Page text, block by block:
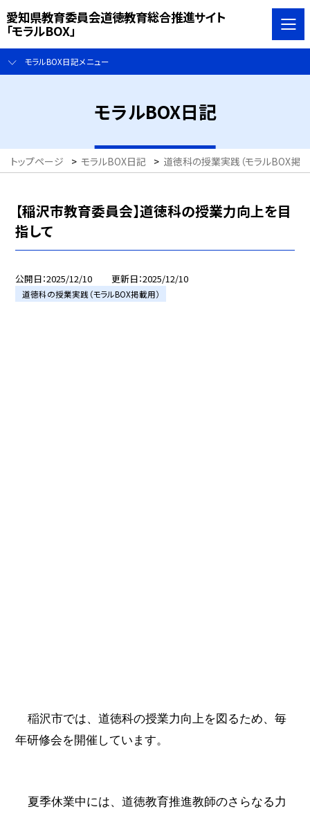
愛知県教育委員会道徳教育総合推進サイト
「モラルBOX」
モラルBOX日記メニュー
モラルBOX日記
トップページ > モラルBOX日記 > 道徳科の授業実践（モラルBOX掲載
【稲沢市教育委員会】道徳科の授業力向上を目
指して
公開日 2025/12/10 更新日 2025/12/10
道徳科の授業実践（モラルBOX掲載用）
稲沢市では、道徳科の授業力向上を図るため、毎
年研修会を開催しています。
夏季休業中には、道徳教育推進教師のさらなる力